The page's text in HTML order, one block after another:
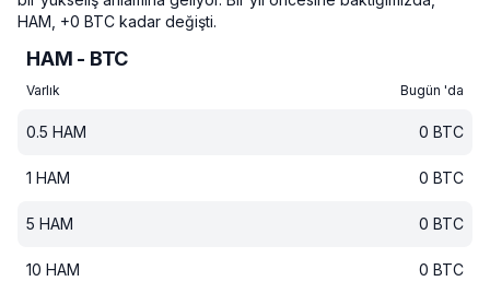
HAM, +0 BTC kadar değişti.
HAM - BTC
Varlık Bugün 'da
0.5 HAM 0 BTC
1 HAM 0 BTC
5 HAM 0 BTC
10 HAM 0 BTC